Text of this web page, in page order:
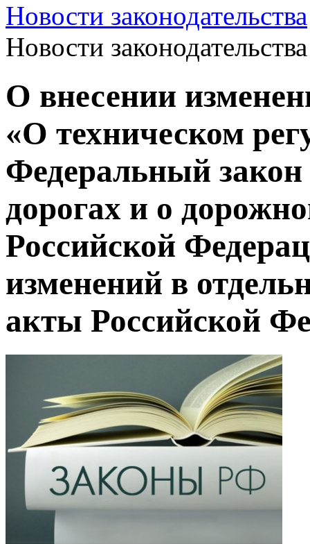
Новости законодательства
Новости законодательства
О внесении
«О техническом
Федеральный
дорогах и о
Российской
изменений в
акты Российской